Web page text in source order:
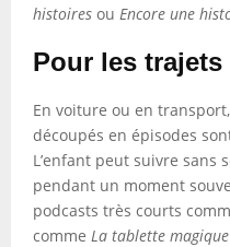
histoires ou Encore une
Pour les trajets
En voiture ou en
découpés en épisodes
L’enfant peut suivre sans
pendant un moment
podcasts très courts
comme La tablette magique